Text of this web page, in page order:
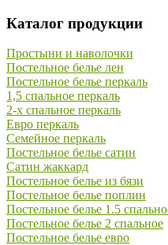
Каталог продукции
Простыни и наволочки
Постельное белье лен
Постельное белье перкаль
1,5 спальное перкаль
2-х спальное перкаль
Евро перкаль
Семейное перкаль
Постельное белье сатин
Сатин жаккард
Постельное белье из бязи
Постельное белье поплин
Постельное белье 1.5
Постельное белье 2 спальное
Постельное белье евро